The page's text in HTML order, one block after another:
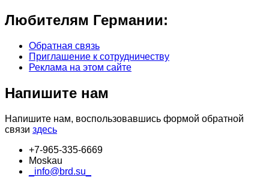
Любителям Германии:
Обратная связь
Приглашение к сотрудничеству
Реклама на этом сайте
Напишите нам
Напишите нам, воспользовавшись формой обратной
связи здесь
+7-965-335-6669
Moskau
_info@brd.su_